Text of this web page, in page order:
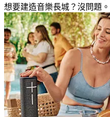
想要建造音樂長城？沒問題。